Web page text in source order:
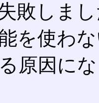
敗しま
を使わ
原因に